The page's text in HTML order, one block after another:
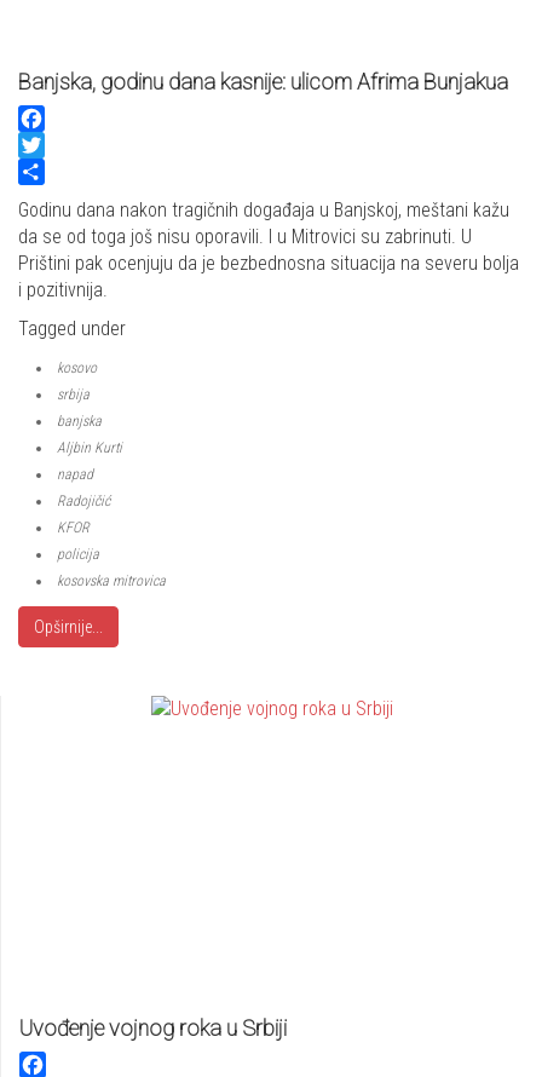
Banjska, godinu dana kasnije: ulicom Afrima Bunjakua
Facebook
Twitter
Share
Godinu dana nakon tragičnih događaja u Banjskoj, meštani kažu
da se od toga još nisu oporavili. I u Mitrovici su zabrinuti. U
Prištini pak ocenjuju da je bezbednosna situacija na severu bolja
i pozitivnija.
Tagged under
kosovo
srbija
banjska
Aljbin Kurti
napad
Radojičić
KFOR
policija
kosovska mitrovica
Opširnije...
Uvođenje vojnog roka u Srbiji